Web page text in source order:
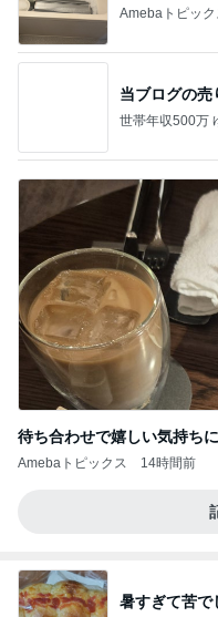
Amebaトピック
当ブログの
世帯年収500万
待ち合わせで嬉しい気持ち
Amebaトピックス 14時間前
暑すぎて苦で